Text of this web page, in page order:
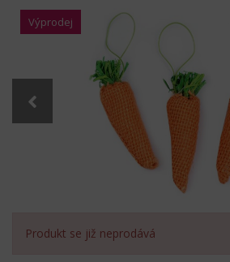
Výprodej
Produkt se již neprodává